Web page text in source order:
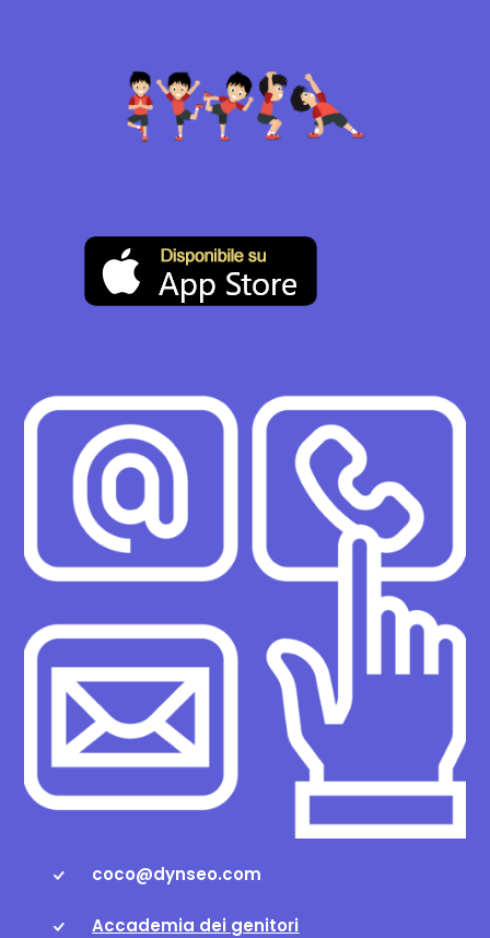
coco@dynseo.com
Accademia dei genitori